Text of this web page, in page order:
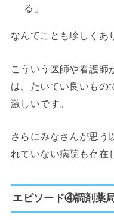
る」
なんてことも珍しくあ
こういう医師や看護師
は、たいてい良いもの
激しいです。
さらにみなさんが思う
れていない病院も存在
エピソード④調剤薬